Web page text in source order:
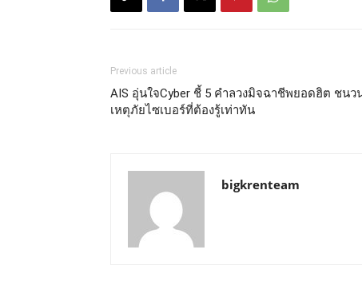
Previous article
AIS อุ่นใจCyber ชี้ 5 คำลวงมิจฉาชีพยอดฮิต ชนว
เหตุภัยไซเบอร์ที่ต้องรู้เท่าทัน
bigkrenteam